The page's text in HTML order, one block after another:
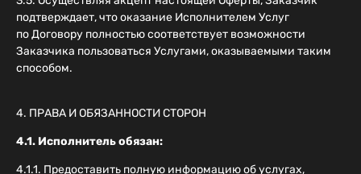
подтверждает, что оказание Исполнителем Услуг
по Договору полностью соответствует возможности
Заказчика пользоваться Услугами, оказываемыми таким
способом.
4. ПРАВА И ОБЯЗАННОСТИ СТОРОН
4.1. Исполнитель обязан:
4.1.1. Предоставить полную информацию об услугах,